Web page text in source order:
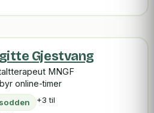
Gjestvang
MNGF
online-timer
+3 til